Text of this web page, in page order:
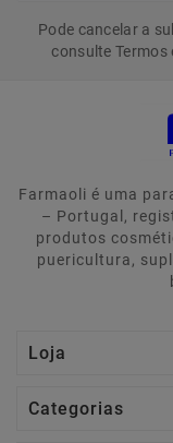
Pode cancelar a
consulte Termos
Farmaoli é uma
– Portugal,
produtos
puericultura,
Loja
Categorias